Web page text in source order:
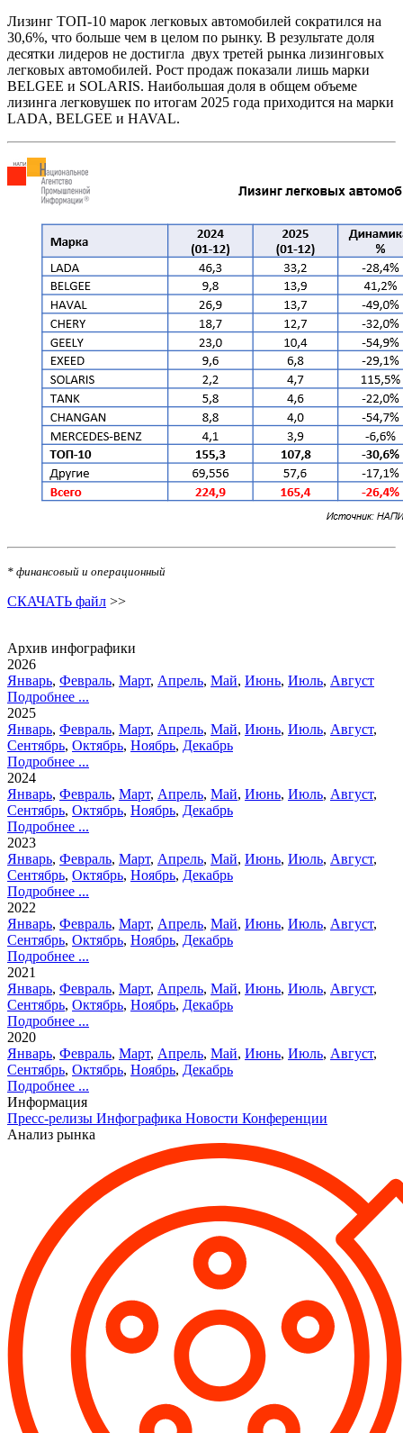
Лизинг ТОП-10 марок легковых автомобилей сократился на
30,6%, что больше чем в целом по рынку. В результате доля
десятки лидеров не достигла двух третей рынка лизинговых
легковых автомобилей. Рост продаж показали лишь марки
BELGEE и SOLARIS. Наибольшая доля в общем объеме
лизинга легковушек по итогам 2025 года приходится на марки
LADA, BELGEE и HAVAL.
* финансовый и операционный
СКАЧАТЬ файл >>
Архив инфографики
2026
Январь, Февраль, Март, Апрель, Май, Июнь, Июль, Август
Подробнее ...
2025
Январь, Февраль, Март, Апрель, Май, Июнь, Июль, Август,
Сентябрь, Октябрь, Ноябрь, Декабрь
Подробнее ...
2024
Январь, Февраль, Март, Апрель, Май, Июнь, Июль, Август,
Сентябрь, Октябрь, Ноябрь, Декабрь
Подробнее ...
2023
Январь, Февраль, Март, Апрель, Май, Июнь, Июль, Август,
Сентябрь, Октябрь, Ноябрь, Декабрь
Подробнее ...
2022
Январь, Февраль, Март, Апрель, Май, Июнь, Июль, Август,
Сентябрь, Октябрь, Ноябрь, Декабрь
Подробнее ...
2021
Январь, Февраль, Март, Апрель, Май, Июнь, Июль, Август,
Сентябрь, Октябрь, Ноябрь, Декабрь
Подробнее ...
2020
Январь, Февраль, Март, Апрель, Май, Июнь, Июль, Август,
Сентябрь, Октябрь, Ноябрь, Декабрь
Подробнее ...
Информация
Пресс-релизы Инфографика Новости Конференции
Анализ рынка